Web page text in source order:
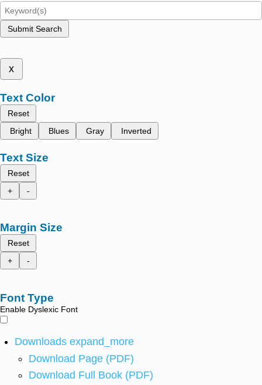
Submit Search
x
Text Color
Reset
Bright
Blues Gray Inverted
Text Size
Reset
+
-
Margin Size
Reset
+
-
Font Type
Enable Dyslexic Font
Downloads expand_more
Download Page (PDF)
Download Full Book (PDF)